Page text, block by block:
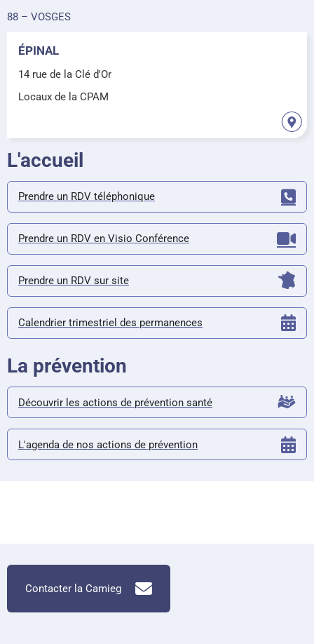
88 – VOSGES
ÉPINAL
14 rue de la Clé d'Or
Locaux de la CPAM
L'accueil
Prendre un RDV téléphonique
Prendre un RDV en Visio Conférence
Prendre un RDV sur site
Calendrier trimestriel des permanences
La prévention
Découvrir les actions de prévention santé
L'agenda de nos actions de prévention
Contacter la Camieg